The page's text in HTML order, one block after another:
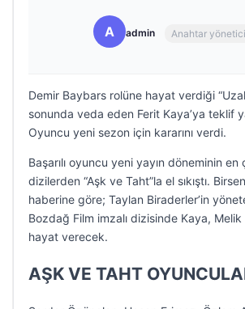
A admin Anahtar yönetici
Demir Baybars rolüne hayat verdiği
sonunda veda eden Ferit Kaya’ya teklif
Oyuncu yeni sezon için kararını verdi.
Başarılı oyuncu yeni yayın döneminin
dizilerden “Aşk ve Taht”la el sıkıştı.
haberine göre; Taylan Biraderler’in
Bozdağ Film imzalı dizisinde Kaya, Melik
hayat verecek.
AŞK VE TAHT